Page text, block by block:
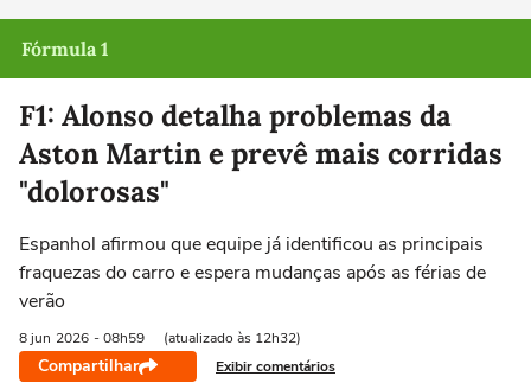
Fórmula 1
F1: Alonso detalha problemas da
Aston Martin e prevê mais corridas
"dolorosas"
Espanhol afirmou que equipe já identificou as principais
fraquezas do carro e espera mudanças após as férias de
verão
8 jun 2026 - 08h59 (atualizado às 12h32)
Compartilhar Exibir comentários